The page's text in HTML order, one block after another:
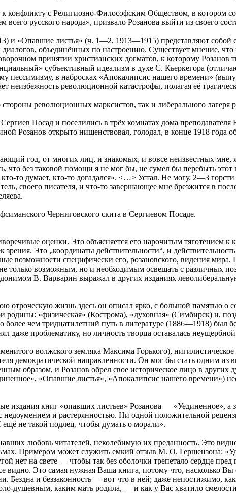
конфликту с Религиозно-Философским Обществом, в котором
русского народа», призвало Розанова выйти из своего
и «Опавшие листья» (ч. 1—2, 1913—1915) представляют собой
объединённых по настроению. Существует мнение,
принятии христианских догматов, к которому Розанов
субъективный идеализм в духе С. Кьеркегора
в набросках «Апокалипсис нашего времени»
неизбежность революционной катастрофы, полагая её
революционных марксистов, так и либерального лагеря
Посад и поселились в трёх комнатах дома
Розанов открыто нищенствовал, голодал, в конце 1918 года
год, от многих лиц, и знакомых, и вовсе неизвестных мне,
без таковой помощи я не мог бы, не сумел бы перебыть
то думает, кто-то догадался». <…> Устал. Не могу. 2—3
своего писателя, и что-то завершающее мне брезжится в
Черниговского скита в Сергиевом Посаде.
оценки. Это объясняется его нарочитым тяготением
Это „координаты действительности“, и действительность
возможности специфически его, розановского, видения
только возможным, но и необходимым освещать с различных
В. Варварин выражал в других изданиях
отроческую жизнь здесь он описал ярко, с большой памятью
родины: «физическая» (Кострома), «духовная» (Симбирск) и,
чем тридцатилетний путь в литературе (1886—1918) был
даже проблематику, но личность творца оставалась
волжского земляка Максима Горького),
демократической направленности. Он мог бы стать одним из
образом, и Розанов обрел свое историческое лицо в других
«Опавшие листья», «Апокалипсис нашего времени»)
издания книг «опавших листьев» Розанова — «Уединенное»,
и растерянностью. Ни одной положительной
не такой подлец, чтобы думать о морали».
любовь читателей, неколебимую их преданность. Это
Примером может служить емкий отзыв М. О. Гершензона:
нет на свете — чтобы так без оболочки трепетало сердце
видно. Это самая нужная Ваша книга, потому что, насколько
и беззаконность — вот что в ней; даже непостижимо,
душевным, каким мать родила, — и как у Вас хватило смелости